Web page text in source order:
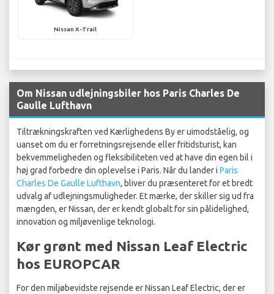
Nissan X-Trail
Om Nissan udlejningsbiler hos Paris Charles De
Gaulle Lufthavn
Tiltrækningskraften ved Kærlighedens By er uimodståelig, og
uanset om du er forretningsrejsende eller fritidsturist, kan
bekvemmeligheden og fleksibiliteten ved at have din egen bil i
høj grad forbedre din oplevelse i Paris. Når du lander i Paris
Charles De Gaulle Lufthavn, bliver du præsenteret for et bredt
udvalg af udlejningsmuligheder. Et mærke, der skiller sig ud fra
mængden, er Nissan, der er kendt globalt for sin pålidelighed,
innovation og miljøvenlige teknologi.
Kør grønt med Nissan Leaf Electric
hos EUROPCAR
For den miljøbevidste rejsende er Nissan Leaf Electric, der er